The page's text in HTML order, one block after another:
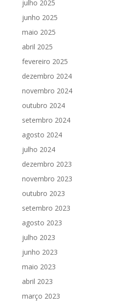
julho 2025
junho 2025
maio 2025
abril 2025
fevereiro 2025
dezembro 2024
novembro 2024
outubro 2024
setembro 2024
agosto 2024
julho 2024
dezembro 2023
novembro 2023
outubro 2023
setembro 2023
agosto 2023
julho 2023
junho 2023
maio 2023
abril 2023
março 2023